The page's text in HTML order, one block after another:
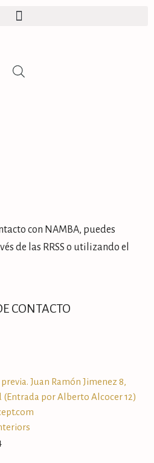
con NAMBA, puedes
de las RRSS o utilizando el
CONTACTO
Juan Ramón Jimenez 8,
(Entrada por Alberto Alcocer 12)